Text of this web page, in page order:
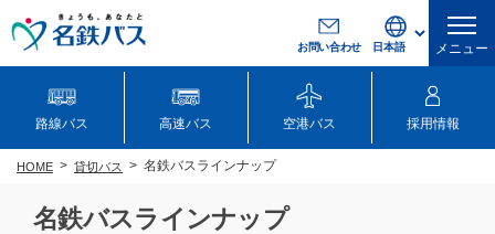
お問い合わせ メニュー
路線バス 高速バス 空港バス 採用情報
HOME 貸切バス 名鉄バスラインナップ
名鉄バスラインナップ